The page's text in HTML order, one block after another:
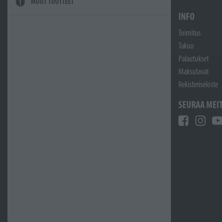
INFO
Toimitus
Takuu
Palautukset
Maksutavat
Rekisteriseloste
SEURAA